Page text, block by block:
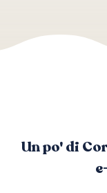
Un po' di